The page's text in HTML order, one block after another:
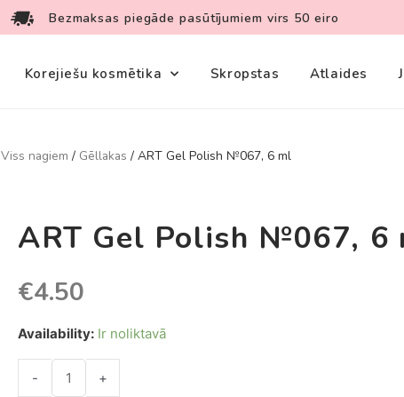
Bezmaksas piegāde pasūtījumiem virs 50 eiro
Korejiešu kosmētika Skropstas Atlaides
Viss nagiem / Gēllakas / ART Gel Polish №067, 6 ml
ART Gel Polish №067, 6
€4.50
Availability: Ir noliktavā
- +